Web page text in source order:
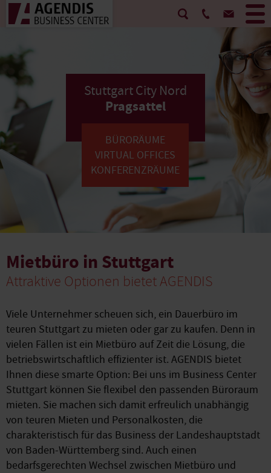
Stuttgart City Nord
Pragsattel
BÜRORÄUME
VIRTUAL OFFICES
KONFERENZRÄUME
Mietbüro in Stuttgart
Attraktive Optionen bietet AGENDIS
Viele Unternehmer scheuen sich, ein Dauerbüro im
teuren Stuttgart zu mieten oder gar zu kaufen. Denn in
vielen Fällen ist ein Mietbüro auf Zeit die Lösung, die
betriebswirtschaftlich effizienter ist. AGENDIS bietet
Ihnen diese smarte Option: Bei uns im Business Center
Stuttgart können Sie flexibel den passenden Büroraum
mieten. Sie machen sich damit erfreulich unabhängig
von teuren Mieten und Personalkosten, die
charakteristisch für das Business der Landeshauptstadt
von Baden-Württemberg sind. Auch einen
bedarfsgerechten Wechsel zwischen Mietbüro und